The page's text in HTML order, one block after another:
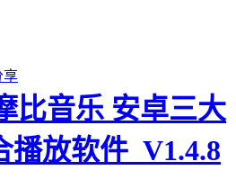
享
比音乐 安卓三大
播放软件_V1.4.8